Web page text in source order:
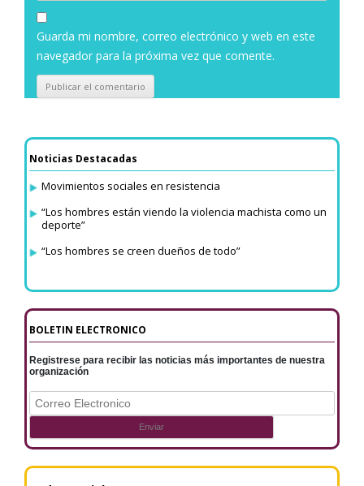
Guarda mi nombre, correo electrónico y web en este
navegador para la próxima vez que comente.
Noticias Destacadas
Movimientos sociales en resistencia
“Los hombres están viendo la violencia machista como un
deporte”
“Los hombres se creen dueños de todo”
BOLETIN ELECTRONICO
Registrese para recibir las noticias más importantes de nuestra
organización